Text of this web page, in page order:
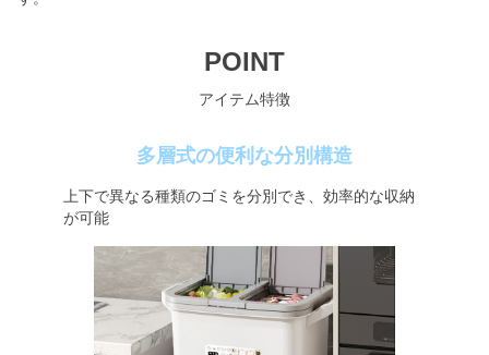
POINT
アイテム特徴
多層式の便利な分別構造
上下で異なる種類のゴミを分別でき、効率的な収納
が可能